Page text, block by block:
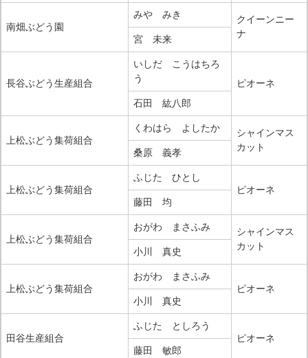
南畑ぶどう園
みや みき
クイーンニー
ナ
宮 未来
長谷ぶどう生産組合
いしだ こうはちろ
う
ピオーネ
石田 紘八郎
上松ぶどう集荷組合
くわはら よしたか
シャインマス
カット
桑原 義孝
上松ぶどう集荷組合
ふじた ひとし
ピオーネ
藤田 均
上松ぶどう集荷組合
おがわ まさふみ
シャインマス
カット
小川 真史
上松ぶどう集荷組合
おがわ まさふみ
ピオーネ
小川 真史
田谷生産組合
ふじた としろう
ピオーネ
藤田 敏郎